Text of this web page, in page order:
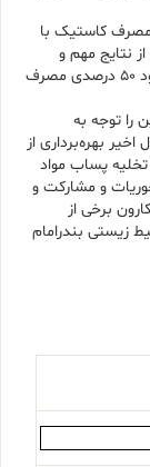
کاستیک با
نتایج مهم و
مثبت زیست محیطی راه‌اندازی این واحد، کاهش حدود ۵۰ درصدی مصرف
را توجه به
بهره‌برداری از
پساب مواد
حرا در خوریات و مشارکت و
برخی از
زیستی بندرامام